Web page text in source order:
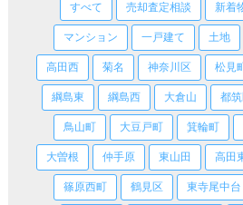
すべて 売却査定相談 新着
マンション 一戸建て 土地
高田西 菊名 神奈川区 松見
綱島東 綱島西 大倉山 都
鳥山町 大豆戸町 箕輪町
大曽根 仲手原 東山田 高田
篠原西町 鶴見区 東寺尾中台